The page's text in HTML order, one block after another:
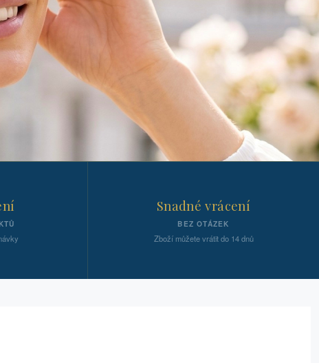
Snadné vrácení
BEZ OTÁZEK
Zboží můžete vrátit do 14 dnů